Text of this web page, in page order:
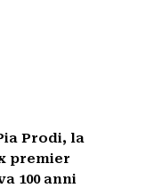
Prodi, la
premier
100 anni